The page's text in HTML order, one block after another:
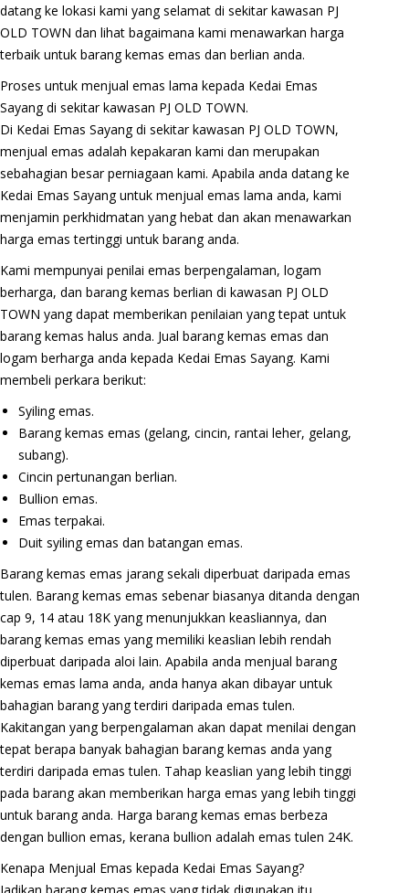
datang ke lokasi kami yang selamat di sekitar kawasan PJ
OLD TOWN dan lihat bagaimana kami menawarkan harga
terbaik untuk barang kemas emas dan berlian anda.
Proses untuk menjual emas lama kepada Kedai Emas
Sayang di sekitar kawasan PJ OLD TOWN.
Di Kedai Emas Sayang di sekitar kawasan PJ OLD TOWN,
menjual emas adalah kepakaran kami dan merupakan
sebahagian besar perniagaan kami. Apabila anda datang ke
Kedai Emas Sayang untuk menjual emas lama anda, kami
menjamin perkhidmatan yang hebat dan akan menawarkan
harga emas tertinggi untuk barang anda.
Kami mempunyai penilai emas berpengalaman, logam
berharga, dan barang kemas berlian di kawasan PJ OLD
TOWN yang dapat memberikan penilaian yang tepat untuk
barang kemas halus anda. Jual barang kemas emas dan
logam berharga anda kepada Kedai Emas Sayang. Kami
membeli perkara berikut:
Syiling emas.
Barang kemas emas (gelang, cincin, rantai leher, gelang,
subang).
Cincin pertunangan berlian.
Bullion emas.
Emas terpakai.
Duit syiling emas dan batangan emas.
Barang kemas emas jarang sekali diperbuat daripada emas
tulen. Barang kemas emas sebenar biasanya ditanda dengan
cap 9, 14 atau 18K yang menunjukkan keasliannya, dan
barang kemas emas yang memiliki keaslian lebih rendah
diperbuat daripada aloi lain. Apabila anda menjual barang
kemas emas lama anda, anda hanya akan dibayar untuk
bahagian barang yang terdiri daripada emas tulen.
Kakitangan yang berpengalaman akan dapat menilai dengan
tepat berapa banyak bahagian barang kemas anda yang
terdiri daripada emas tulen. Tahap keaslian yang lebih tinggi
pada barang akan memberikan harga emas yang lebih tinggi
untuk barang anda. Harga barang kemas emas berbeza
dengan bullion emas, kerana bullion adalah emas tulen 24K.
Kenapa Menjual Emas kepada Kedai Emas Sayang?
Jadikan barang kemas emas yang tidak digunakan itu